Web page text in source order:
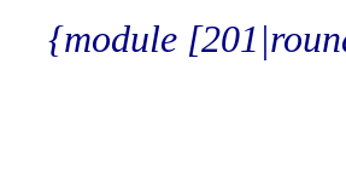
{module